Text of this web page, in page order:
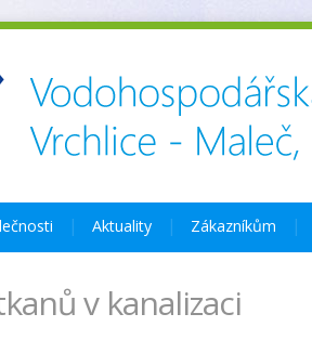
Aktuality Zákazníkům
v kanalizaci